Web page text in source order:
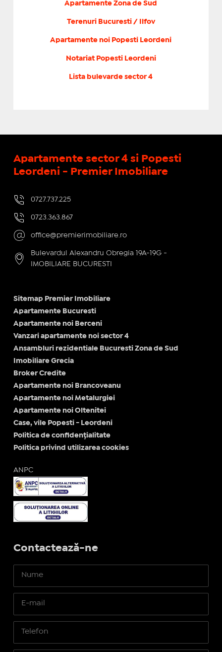
Apartamente Zona de Sud
Terenuri Bucuresti / Ilfov
Apartamente noi Popesti Leordeni
Notariat Popesti Leordeni
Lista bulevarde sector 4
Apartamente sector 4 si Popesti
Leordeni - Premier Imobiliare
0727.737.225
0723.363.867
office@premierimobiliare.ro
Bulevardul Alexandru Obregia 19A-19G -
IMOBILIARE BUCURESTI
Sitemap Premier Imobiliare
Apartamente Bucuresti
Apartamente noi Berceni
Vanzari apartamente noi sector 4
Ansambluri rezidentiale Bucuresti Zona de Sud
Imobiliare Grecia
Broker Credite
Apartamente noi Brancoveanu
Apartamente noi Metalurgiei
Apartamente noi Oltenitei
Case, vile Popesti - Leordeni
Politica de confidențialitate
Politica privind utilizarea cookies
ANPC
Contactează-ne